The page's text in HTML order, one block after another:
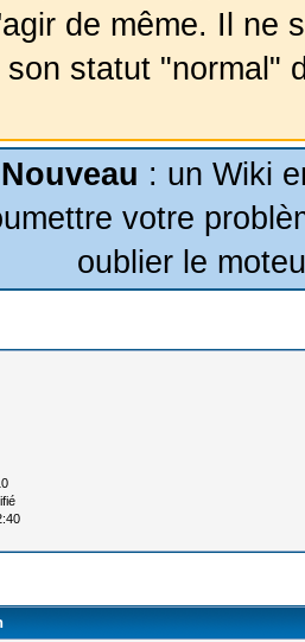
de même. Il ne
son statut "normal"
Nouveau : un Wiki
votre
oublier le